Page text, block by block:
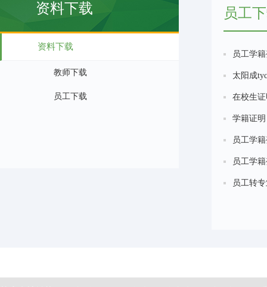
资料下载
资料下载
教师下载
员工下载
员工
员工学
太阳成
在校生
学籍证明
员工学
员工学
员工转